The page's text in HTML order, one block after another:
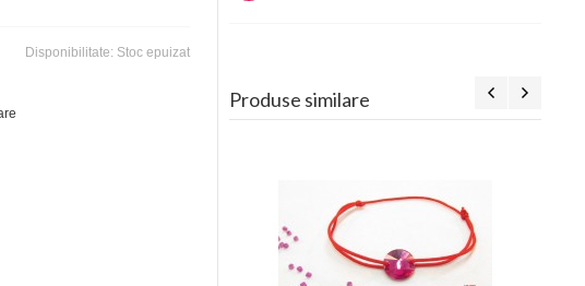
Disponibilitate: Stoc epuizat
Produse similare